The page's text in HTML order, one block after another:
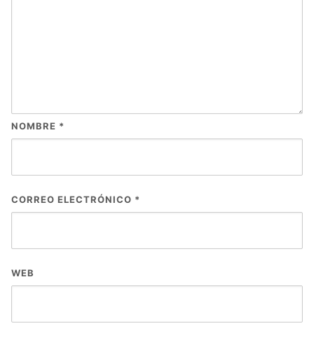
NOMBRE *
CORREO ELECTRÓNICO *
WEB